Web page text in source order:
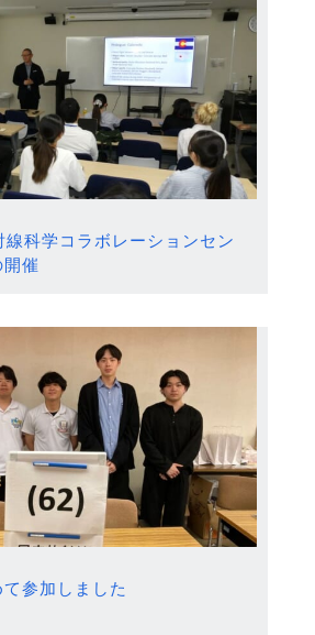
科学コラボレーションセン
催
参加しました